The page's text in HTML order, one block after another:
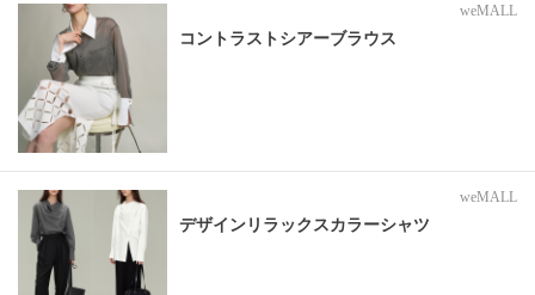
weMALL
コントラストシアーブラウス
weMALL
デザインリラックスカラーシャツ